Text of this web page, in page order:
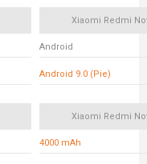
Xiaomi Redmi
Android
Android 9.0 (Pie)
Xiaomi Redmi
4000 mAh